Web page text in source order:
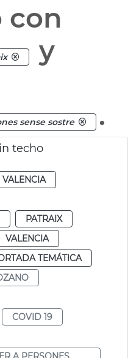
con
y
sense sostre .
techo
VALENCIA
PATRAIX
VALENCIA
TEMÁTICA
COVID 19